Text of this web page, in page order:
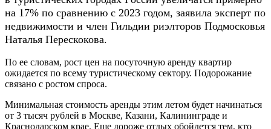
на 17% по сравнению с 2023 годом, заявила эксперт по
недвижимости и член Гильдии риэлторов Подмосковья
Наталья Перескокова.
По ее словам, рост цен на посуточную аренду квартир
ожидается по всему туристическому сектору. Подорожание
связано с ростом спроса.
Минимальная стоимость аренды этим летом будет начинаться
от 3 тысяч рублей в Москве, Казани, Калининграде и
Краснодарском крае. Еще дороже отдых обойдется тем, кто